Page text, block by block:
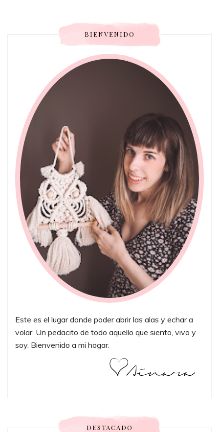
BIENVENIDO
Este es el lugar donde poder abrir las alas y echar a
volar. Un pedacito de todo aquello que siento, vivo y
soy. Bienvenido a mi hogar.
DESTACADO